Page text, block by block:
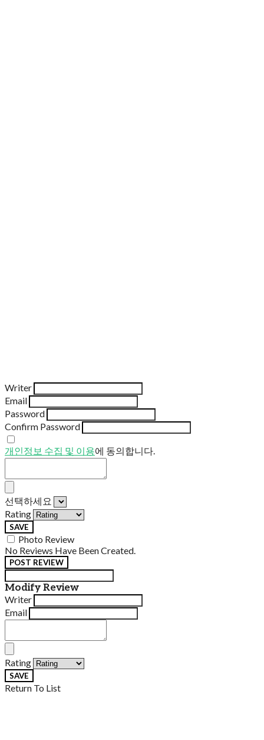
Writer
Email
Password
Confirm Password
개인정보 수집 및 이용에 동의합니다.
선택하세요
Rating
SAVE
Photo Review
No Reviews Have Been Created.
POST REVIEW
Modify Review
Writer
Email
Rating
SAVE
Return To List